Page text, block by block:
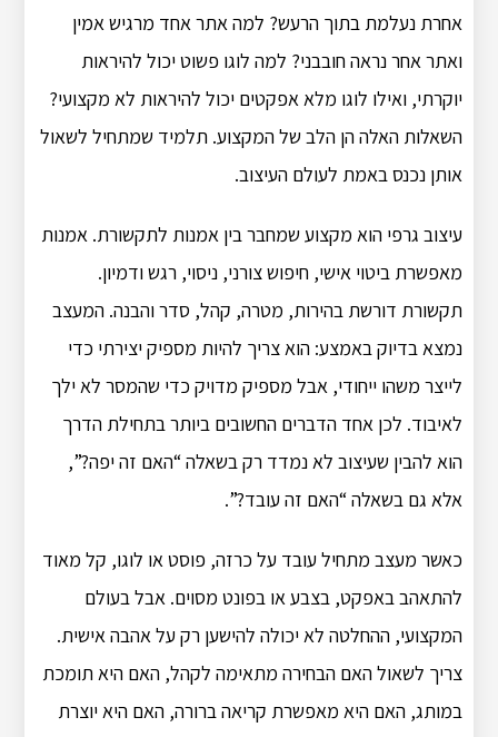
אחרת נעלמת בתוך הרעש? למה אתר אחד מרגיש אמין
ואתר אחר נראה חובבני? למה לוגו פשוט יכול להיראות
יוקרתי, ואילו לוגו מלא אפקטים יכול להיראות לא מקצועי?
השאלות האלה הן הלב של המקצוע. תלמיד שמתחיל לשאול
אותן נכנס באמת לעולם העיצוב.
עיצוב גרפי הוא מקצוע שמחבר בין אמנות לתקשורת. אמנות
מאפשרת ביטוי אישי, חיפוש צורני, ניסוי, רגש ודמיון.
תקשורת דורשת בהירות, מטרה, קהל, סדר והבנה. המעצב
נמצא בדיוק באמצע: הוא צריך להיות מספיק יצירתי כדי
לייצר משהו ייחודי, אבל מספיק מדויק כדי שהמסר לא ילך
לאיבוד. לכן אחד הדברים החשובים ביותר בתחילת הדרך
הוא להבין שעיצוב לא נמדד רק בשאלה “האם זה יפה?”,
אלא גם בשאלה “האם זה עובד?”.
כאשר מעצב מתחיל עובד על כרזה, פוסט או לוגו, קל מאוד
להתאהב באפקט, בצבע או בפונט מסוים. אבל בעולם
המקצועי, ההחלטה לא יכולה להישען רק על אהבה אישית.
צריך לשאול האם הבחירה מתאימה לקהל, האם היא תומכת
במותג, האם היא מאפשרת קריאה ברורה, האם היא יוצרת